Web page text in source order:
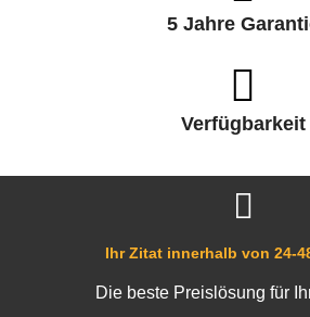
5 Jahre
Verfügbarkeit
Ihr Zitat innerhalb von 24-
Die beste Preislösung für